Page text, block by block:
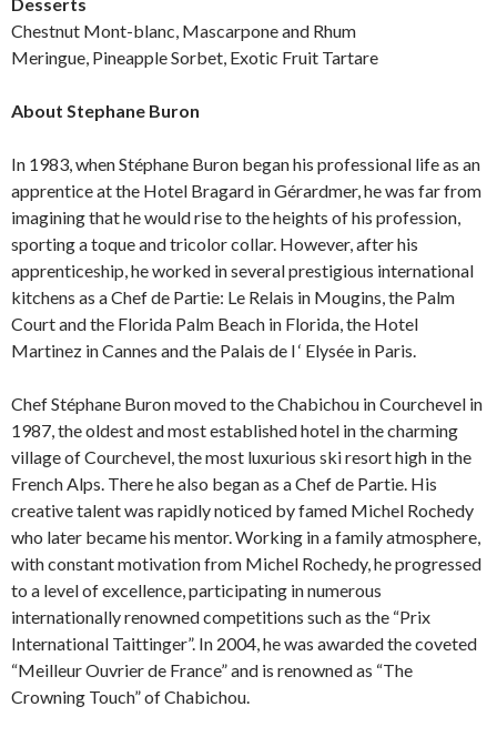
Chestnut Mont-blanc, Mascarpone and Rhum
Meringue, Pineapple Sorbet, Exotic Fruit Tartare
About Stephane Buron
In 1983, when Stéphane Buron began his professional life as an
apprentice at the Hotel Bragard in Gérardmer, he was far from
imagining that he would rise to the heights of his profession,
sporting a toque and tricolor collar. However, after his
apprenticeship, he worked in several prestigious international
kitchens as a Chef de Partie: Le Relais in Mougins, the Palm
Court and the Florida Palm Beach in Florida, the Hotel
Martinez in Cannes and the Palais de l ‘ Elysée in Paris.
Chef Stéphane Buron moved to the Chabichou in Courchevel in
1987, the oldest and most established hotel in the charming
village of Courchevel, the most luxurious ski resort high in the
French Alps. There he also began as a Chef de Partie. His
creative talent was rapidly noticed by famed Michel Rochedy
who later became his mentor. Working in a family atmosphere,
with constant motivation from Michel Rochedy, he progressed
to a level of excellence, participating in numerous
internationally renowned competitions such as the “Prix
International Taittinger”. In 2004, he was awarded the coveted
“Meilleur Ouvrier de France” and is renowned as “The
Crowning Touch” of Chabichou.